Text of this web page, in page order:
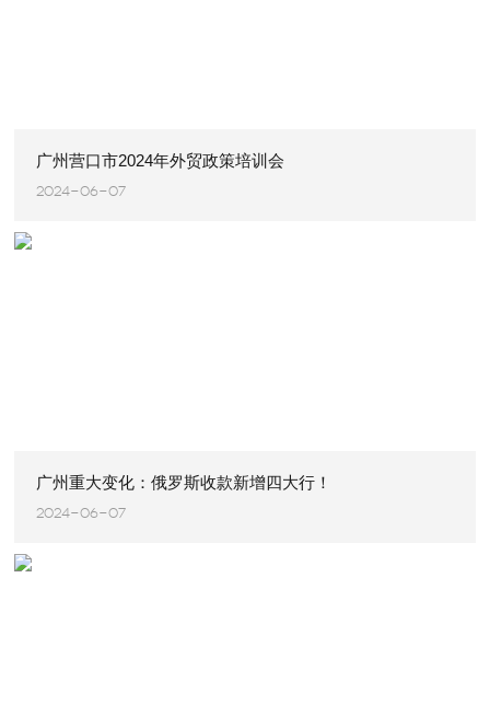
广州营口市2024年外贸政策培训会
2024-06-07
广州重大变化：俄罗斯收款新增四大行！
2024-06-07